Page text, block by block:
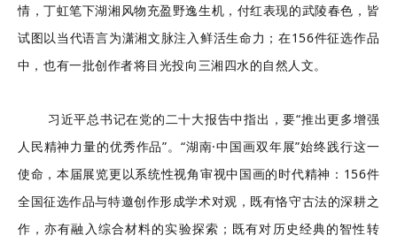
情，丁虹笔下湖湘风物充盈野逸生机，付红表现的武陵春色，皆
试图以当代语言为潇湘文脉注入鲜活生命力；在156件征选作品
中，也有一批创作者将目光投向三湘四水的自然人文。
习近平总书记在党的二十大报告中指出，要“推出更多增强
人民精神力量的优秀作品”。“湖南·中国画双年展”始终践行这一
使命，本届展览更以系统性视角审视中国画的时代精神：156件
全国征选作品与特邀创作形成学术对观，既有恪守古法的深耕之
作，亦有融入综合材料的实验探索；既有对历史经典的智性转